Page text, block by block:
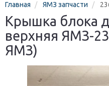
Главная ЯМЗ запчасти
Крышка блока
верхняя ЯМЗ-
ЯМЗ)